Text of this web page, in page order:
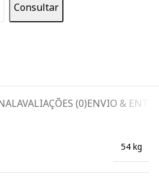
Consultar
AVALIAÇÕES (0)ENVIO &
54 kg